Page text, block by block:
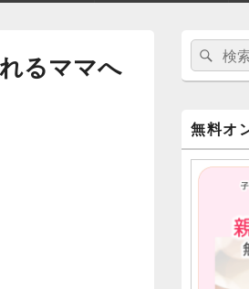
るママへ
メ
ン
サ
バ
ー
検
索:
検
索
無料オ